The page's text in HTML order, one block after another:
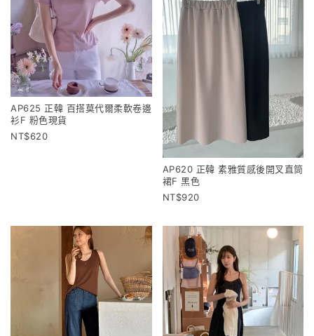
AP625 正韓 百搭莫代爾柔軟卷邊
衫F 粉色現貨
620
AP620 正韓 素雅質感後開叉直筒
裙F 黑色
920